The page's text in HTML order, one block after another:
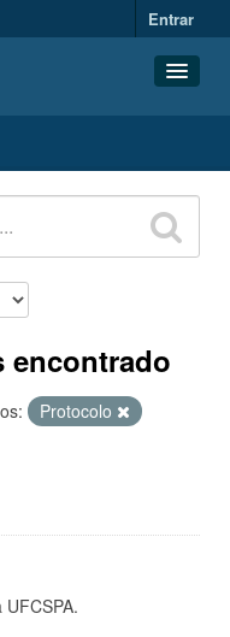
Entrar
encontrado
Protocolo